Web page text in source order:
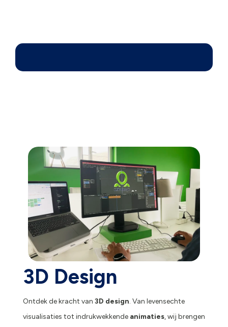
3D Design
Ontdek de kracht van 3D design. Van levensechte
visualisaties tot indrukwekkende animaties, wij brengen